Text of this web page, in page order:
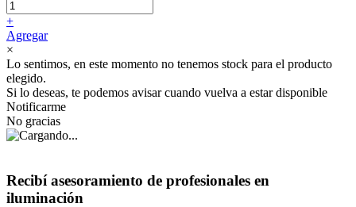
+
Agregar
×
Lo sentimos, en este momento no tenemos stock para el producto
elegido.
Si lo deseas, te podemos avisar cuando vuelva a estar disponible
Notificarme
No gracias
Recibí asesoramiento de profesionales en
iluminación